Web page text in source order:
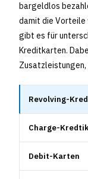
bargeldlos
damit die
gibt es für
Kreditkarten.
Zusatzleistungen,
Revolving-
Charge-
Debit-Karten